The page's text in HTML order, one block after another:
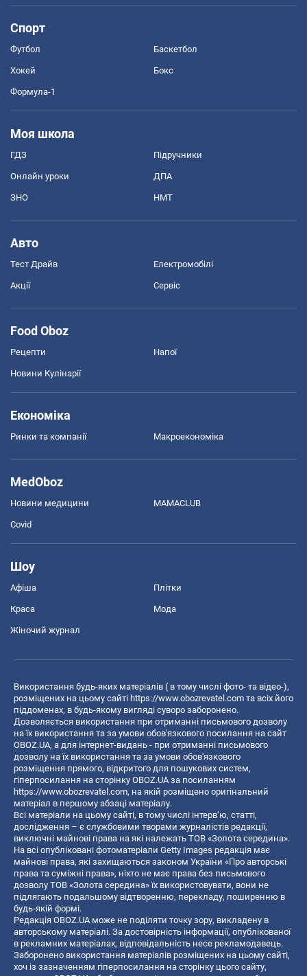
Спорт
Футбол Баскетбол
Хокей Бокс
Формула-1
Моя школа
ГДЗ Підручники
Онлайн уроки ДПА
ЗНО НМТ
Авто
Тест Драйв Електромобілі
Акції Сервіс
Food Oboz
Рецепти Напої
Новини Кулінарії
Економіка
Ринки та компанії Макроекономіка
MedOboz
Новини медицини MAMACLUB
Covid
Шоу
Афіша Плітки
Краса Мода
Жіночий журнал
Використання будь-яких матеріалів ( в тому числі фото- та відео-),
розміщених на цьому сайті https://www.obozrevatel.com та всіх його
піддоменах, в будь-якому вигляді суворо заборонено.
Дозволяється використання при отриманні письмового дозволу
на їх використання та за умови обов'язкового посилання на сайт
OBOZ.UA, а для інтернет-видань - при отриманні письмового
дозволу на їх використання та за умови обов'язкового
розміщення прямого, відкритого для пошукових систем,
гіперпосилання на сторінку OBOZ.UA за посиланням
https://www.obozrevatel.com, на якій розміщено оригінальний
матеріал в першому абзаці матеріалу.
Всі матеріали на цьому сайті, в тому числі інтерв’ю, статті,
дослідження – є службовими творами журналістів редакції,
виключні майнові права на які належать ТОВ «Золота середина».
На всі опубліковані фотоматеріали Getty Images редакція має
майнові права, які захищаються законом України «Про авторські
права та суміжні права», ніхто не має права без письмового
дозволу ТОВ «Золота середина» їх використовувати, вони не
підлягають подальшому відтворенню, перекладу, поширенню в
будь-якій формі.
Редакція OBOZ.UA може не поділяти точку зору, викладену в
авторському матеріалі. За достовірність інформації, опублікованої
в рекламних матеріалах, відповідальність несе рекламодавець.
Заборонено використання матеріалів розміщених на цьому сайті,
хоч із зазначенням гіперпосилання на сторінку цього сайту,